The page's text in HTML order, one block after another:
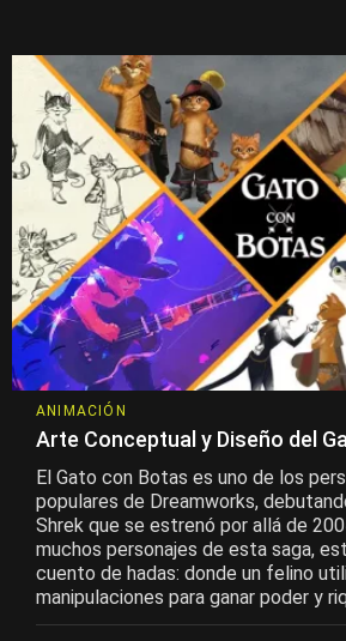
ANIMACIÓN
Arte Conceptual y Diseño del
El Gato con Botas es uno de los
populares de Dreamworks,
Shrek que se estrenó por allá de
muchos personajes de esta saga,
cuento de hadas: donde un felino
manipulaciones para ganar poder y